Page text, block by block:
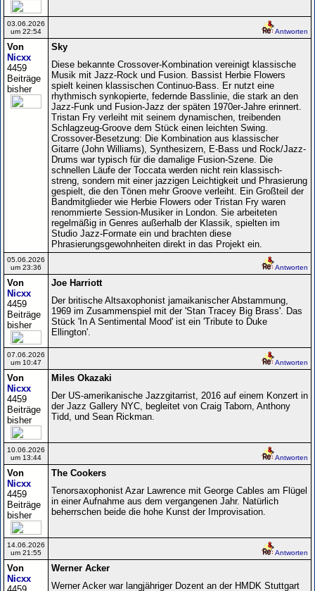
03.06.2026
um 22:54
Antworten
Von
Nicxx
4459
Beiträge
bisher
Sky
Diese bekannte Crossover-Kombination vereinigt klassische
Musik mit Jazz-Rock und Fusion. Bassist Herbie Flowers
spielt keinen klassischen Continuo-Bass. Er nutzt eine
rhythmisch synkopierte, federnde Basslinie, die stark an den
Jazz-Funk und Fusion-Jazz der späten 1970er-Jahre erinnert.
Tristan Fry verleiht mit seinem dynamischen, treibenden
Schlagzeug-Groove dem Stück einen leichten Swing.
Crossover-Besetzung: Die Kombination aus klassischer
Gitarre (John Williams), Synthesizern, E-Bass und Rock/Jazz-
Drums war typisch für die damalige Fusion-Szene. Die
schnellen Läufe der Toccata werden nicht rein klassisch-
streng, sondern mit einer jazzigen Leichtigkeit und Phrasierung
gespielt, die den Tönen mehr Groove verleiht. Ein Großteil der
Bandmitglieder wie Herbie Flowers oder Tristan Fry waren
renommierte Session-Musiker in London. Sie arbeiteten
regelmäßig in Genres außerhalb der Klassik, spielten im
Studio Jazz-Formate ein und brachten diese
Phrasierungsgewohnheiten direkt in das Projekt ein.
05.06.2026
um 23:36
Antworten
Von
Nicxx
4459
Beiträge
bisher
Joe Harriott
Der britische Altsaxophonist jamaikanischer Abstammung,
1969 im Zusammenspiel mit der 'Stan Tracey Big Brass'. Das
Stück 'In A Sentimental Mood' ist ein 'Tribute to Duke
Ellington'.
07.06.2026
um 10:47
Antworten
Von
Nicxx
4459
Beiträge
bisher
Miles Okazaki
Der US-amerikanische Jazzgitarrist, 2016 auf einem Konzert in
der Jazz Gallery NYC, begleitet von Craig Taborn, Anthony
Tidd, und Sean Rickman.
10.06.2026
um 13:44
Antworten
Von
Nicxx
4459
Beiträge
bisher
The Cookers
Tenorsaxophonist Azar Lawrence mit George Cables am Flügel
in einer Aufnahme aus dem vergangenen Jahr. Natürlich
beherrschen beide die hohe Kunst der Improvisation.
14.06.2026
um 21:55
Antworten
Von
Nicxx
Werner Acker
Werner Acker war langjähriger Dozent an der HMDK Stuttgart